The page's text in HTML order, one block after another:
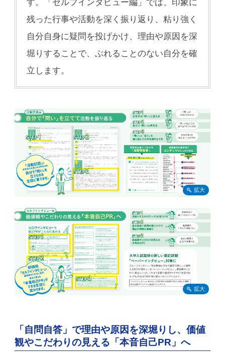
す。「セルフインタビュー編」では、印象に
残った行事や活動を深く振り返り、粘り強く
自分自身に疑問を投げかけ、理由や原因を深
堀りすることで、ぶれることのない自分を確
立します。
「自問自答」で理由や原因を深堀りし、価値
観やこだわりの見える「本音自己PR」へ